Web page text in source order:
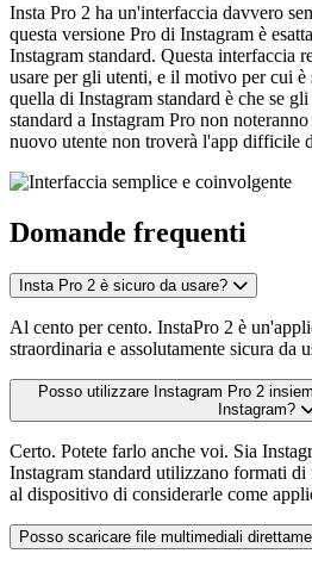
Insta Pro 2 ha un'interfaccia davvero
questa versione Pro di Instagram è
Instagram standard. Questa interfaccia
usare per gli utenti, e il motivo per cui è
quella di Instagram standard è che se
standard a Instagram Pro non
nuovo utente non troverà l'app difficile
Domande frequenti
Insta Pro 2 è sicuro da usare?
Al cento per cento. InstaPro 2 è
straordinaria e assolutamente sicura da
Posso utilizzare Instagram Pro 2
Instagram?
Certo. Potete farlo anche voi. Sia
Instagram standard utilizzano formati
al dispositivo di considerarle come
Posso scaricare file multimediali